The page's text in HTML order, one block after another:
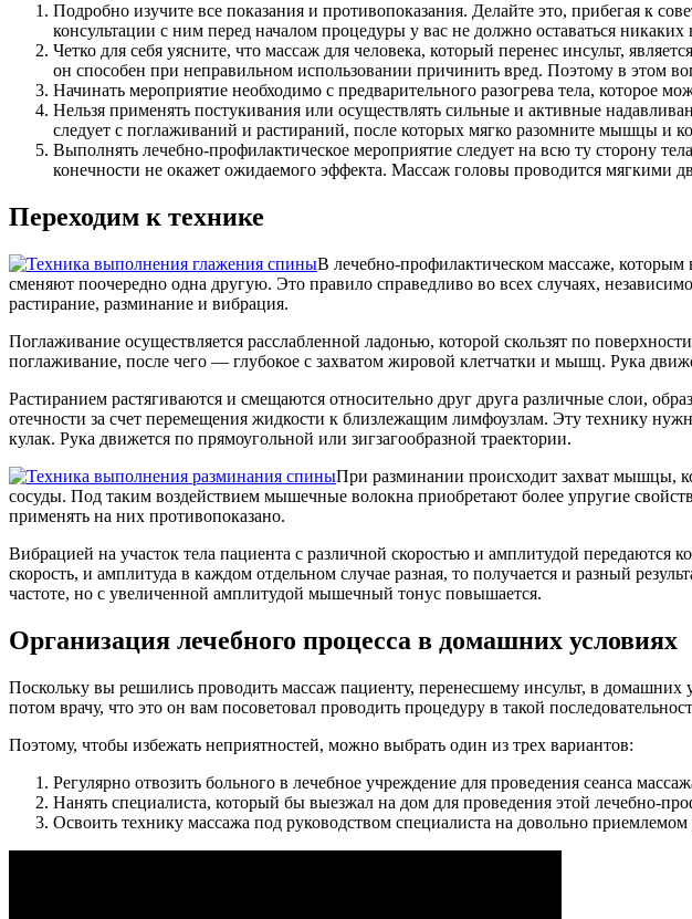
Подробно изучите все показания и противопоказания. Делайте это, прибегая к
консультации с ним перед началом процедуры у вас не должно оставаться никаких
Четко для себя уясните, что массаж для человека, который перенес инсульт,
он способен при неправильном использовании причинить вред. Поэтому в этом
Начинать мероприятие необходимо с предварительного разогрева тела, которое
Нельзя применять постукивания или осуществлять сильные и активные
следует с поглаживаний и растираний, после которых мягко разомните мышцы
Выполнять лечебно-профилактическое мероприятие следует на всю ту сторону
конечности не окажет ожидаемого эффекта. Массаж головы проводится мягкими
Переходим к технике
В лечебно-профилактическом массаже, которым
сменяют поочередно одна другую. Это правило справедливо во всех случаях,
растирание, разминание и вибрация.
Поглаживание осуществляется расслабленной ладонью, которой скользят по
поглаживание, после чего — глубокое с захватом жировой клетчатки и мышц. Рука
Растиранием растягиваются и смещаются относительно друг друга различные слои,
отечности за счет перемещения жидкости к близлежащим лимфоузлам. Эту технику
кулак. Рука движется по прямоугольной или зигзагообразной траектории.
При разминании происходит захват мышцы,
сосуды. Под таким воздействием мышечные волокна приобретают более упругие
применять на них противопоказано.
Вибрацией на участок тела пациента с различной скоростью и амплитудой
скорость, и амплитуда в каждом отдельном случае разная, то получается и разный
частоте, но с увеличенной амплитудой мышечный тонус повышается.
Организация лечебного процесса в домашних условиях
Поскольку вы решились проводить массаж пациенту, перенесшему инсульт, в домашних
потом врачу, что это он вам посоветовал проводить процедуру в такой
Поэтому, чтобы избежать неприятностей, можно выбрать один из трех вариантов:
Регулярно отвозить больного в лечебное учреждение для проведения сеанса
Нанять специалиста, который бы выезжал на дом для проведения этой лечебно-
Освоить технику массажа под руководством специалиста на довольно приемлемом